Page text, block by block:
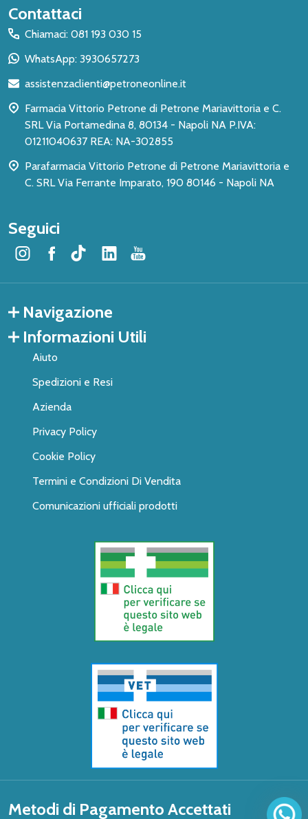
Inizio
del
piè
pagina
Contattaci
Chiamaci: 081 193 030 15
WhatsApp: 3930657273
assistenzaclienti@petroneonline.it
Farmacia Vittorio Petrone di Petrone Mariavittoria e C.
SRL Via Portamedina 8, 80134 - Napoli NA P.IVA:
01211040637 REA: NA-302855
Parafarmacia Vittorio Petrone di Petrone Mariavittoria e
C. SRL Via Ferrante Imparato, 190 80146 - Napoli NA
Seguici
Navigazione
Informazioni Utili
Aiuto
Spedizioni e Resi
Azienda
Privacy Policy
Cookie Policy
Termini e Condizioni Di Vendita
Comunicazioni ufficiali prodotti
Metodi di Pagamento Accettati